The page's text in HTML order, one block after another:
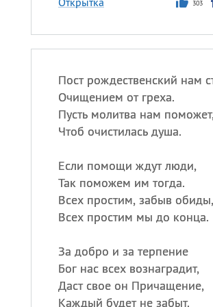
303
Пост рождественский нам
Очищением от греха.
Пусть молитва нам
Чтоб очистилась душа.
Если помощи ждут люди,
Так поможем им тогда.
Всех простим, забыв обиды,
Всех простим мы до конца.
За добро и за терпение
Бог нас всех вознаградит,
Даст свое он Причащение,
Каждый будет не забыт.